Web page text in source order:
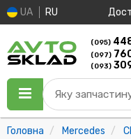
UA RU
(095)
(097)
(093)
Яку
Головна Mercedes